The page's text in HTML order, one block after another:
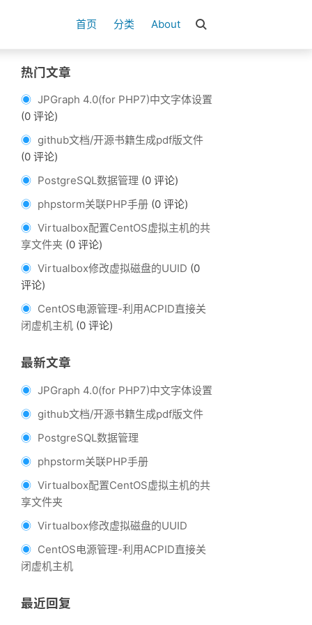
首页 分类 About
热门文章
JPGraph 4.0(for PHP7)中文字体设置
(0 评论)
github文档/开源书籍生成pdf版文件
(0 评论)
PostgreSQL数据管理 (0 评论)
phpstorm关联PHP手册 (0 评论)
Virtualbox配置CentOS虚拟主机的共
享文件夹 (0 评论)
Virtualbox修改虚拟磁盘的UUID (0
评论)
CentOS电源管理-利用ACPID直接关
闭虚机主机 (0 评论)
最新文章
JPGraph 4.0(for PHP7)中文字体设置
github文档/开源书籍生成pdf版文件
PostgreSQL数据管理
phpstorm关联PHP手册
Virtualbox配置CentOS虚拟主机的共
享文件夹
Virtualbox修改虚拟磁盘的UUID
CentOS电源管理-利用ACPID直接关
闭虚机主机
最近回复